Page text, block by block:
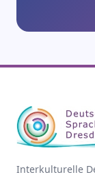
Interkulturelle